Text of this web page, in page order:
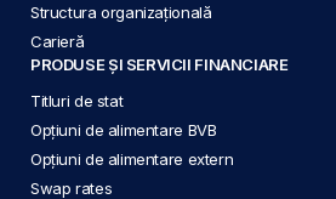
Structura organizațională
Carieră
PRODUSE ȘI SERVICII FINANCIARE
Titluri de stat
Opțiuni de alimentare BVB
Opțiuni de alimentare extern
Swap rates